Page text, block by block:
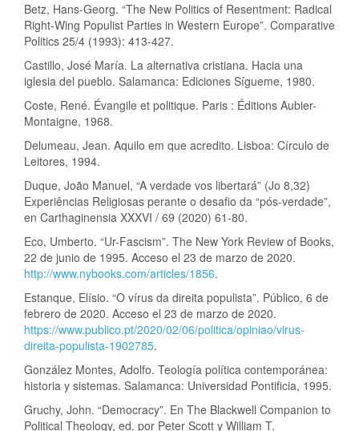
Betz, Hans-Georg. “The New Politics of Resentment: Radical
Right-Wing Populist Parties in Western Europe”. Comparative
Politics 25/4 (1993): 413-427.
Castillo, José María. La alternativa cristiana. Hacia una
iglesia del pueblo. Salamanca: Ediciones Sígueme, 1980.
Coste, René. Évangile et politique. Paris : Éditions Aubier-
Montaigne, 1968.
Delumeau, Jean. Aquilo em que acredito. Lisboa: Círculo de
Leitores, 1994.
Duque, João Manuel, “A verdade vos libertará” (Jo 8,32)
Experiências Religiosas perante o desafio da “pós-verdade”,
en Carthaginensia XXXVI / 69 (2020) 61-80.
Eco, Umberto. “Ur-Fascism”. The New York Review of Books,
22 de junio de 1995. Acceso el 23 de marzo de 2020.
http://www.nybooks.com/articles/1856.
Estanque, Elísio. “O vírus da direita populista”. Público, 6 de
febrero de 2020. Acceso el 23 de marzo de 2020.
https://www.publico.pt/2020/02/06/politica/opiniao/virus-
direita-populista-1902785.
González Montes, Adolfo. Teología política contemporánea:
historia y sistemas. Salamanca: Universidad Pontificia, 1995.
Gruchy, John. “Democracy”. En The Blackwell Companion to
Political Theology, ed. por Peter Scott y William T.